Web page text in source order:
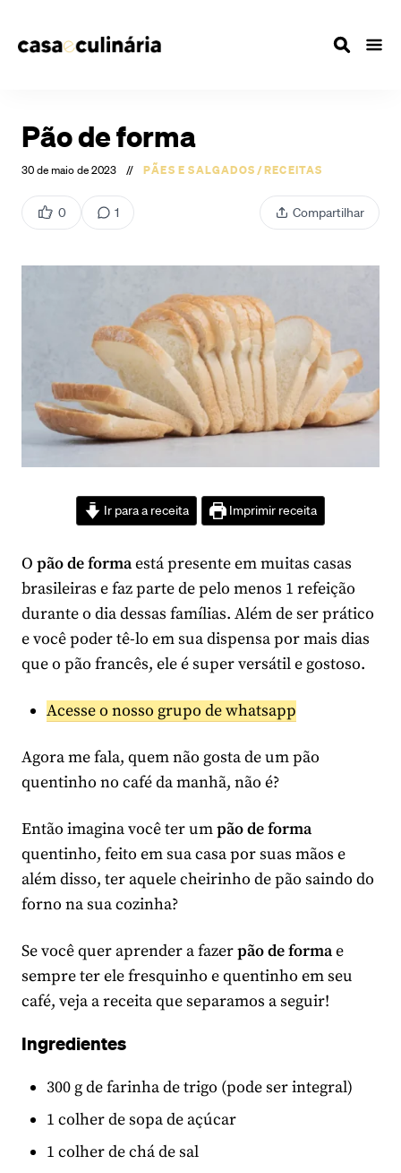
Pão de forma
30 de maio de 2023 // PÃES E SALGADOS/RECEITAS
0 1 Compartilhar
Ir para a receita Imprimir receita
O pão de formaestá presente em muitas casas
brasileiras e faz parte de pelo menos 1 refeição
durante o dia dessas famílias. Além de ser prático
e você poder tê-lo em sua dispensa por mais dias
que o pão francês, ele é super versátil e gostoso.
Acesse o nosso grupo de whatsapp
Agora me fala, quem não gosta de um pão
quentinho no café da manhã, não é?
Então imagina você ter umpão de forma
quentinho, feito em sua casa por suas mãos e
além disso, ter aquele cheirinho de pão saindo do
forno na sua cozinha?
Se você quer aprender a fazerpão de formae
sempre ter ele fresquinho e quentinho em seu
café, veja a receita que separamos a seguir!
Ingredientes
300 g de farinha de trigo (pode ser integral)
1 colher de sopa de açúcar
1 colher de chá de sal